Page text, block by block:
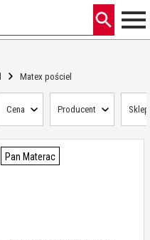
Matex pościel
Cena Producent Sklep
Pan Materac